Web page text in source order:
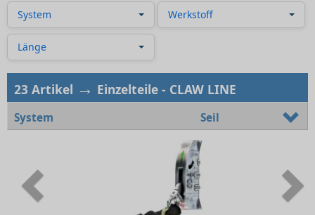
System Werkstoff
Länge
23 Artikel → Einzelteile - CLAW LINE
System Seil